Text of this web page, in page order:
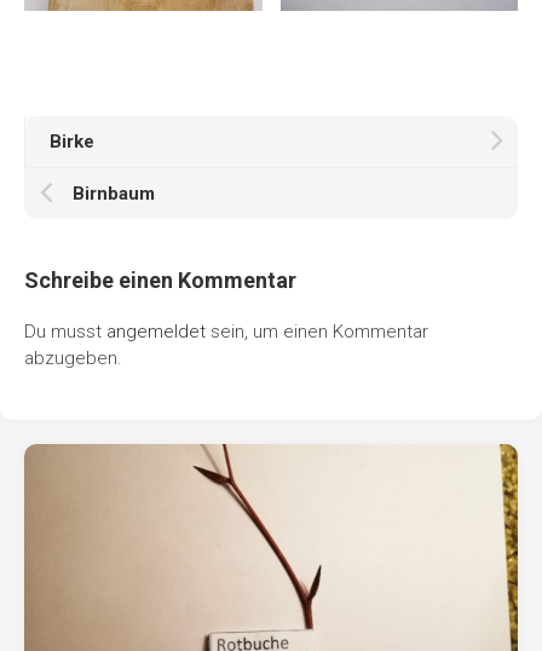
Birke
Birnbaum
Schreibe einen Kommentar
Du musst angemeldet sein, um einen Kommentar
abzugeben.